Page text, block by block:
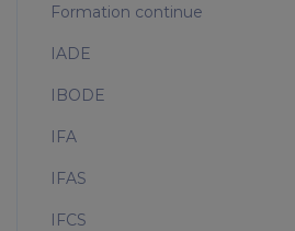
Formation continue
IADE
IBODE
IFA
IFAS
IFCS